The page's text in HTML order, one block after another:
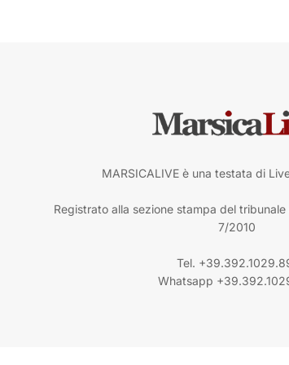
MARSICALIVE è una testata di
Registrato alla sezione stampa del
7/2010
Tel.
Whatsapp